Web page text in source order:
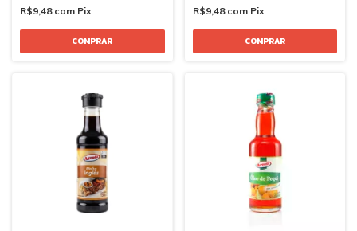
R$9,48 com Pix R$9,48 com Pix